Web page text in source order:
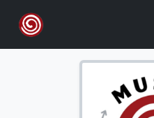
Skip to main content